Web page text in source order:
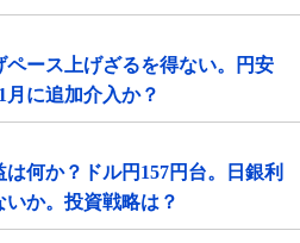
ース上げざるを得ない。円安
月に追加介入か？
何か？ドル円157円台。日銀利
いか。投資戦略は？